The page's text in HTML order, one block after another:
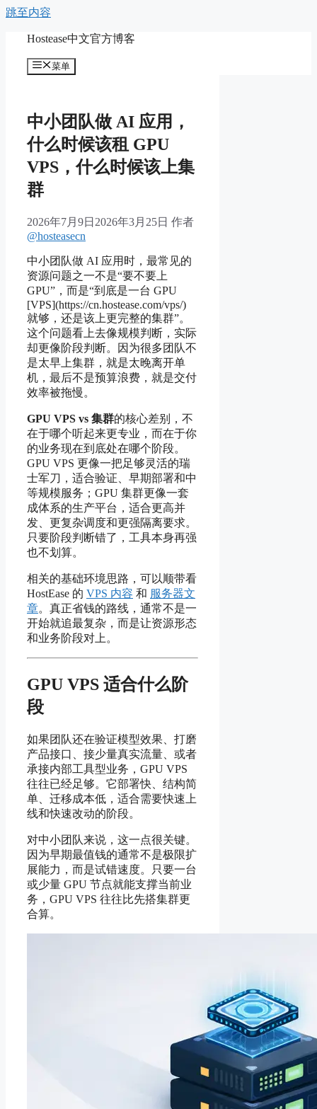
跳至内容
Hostease中文官方博客
菜单
中小团队做 AI 应用，
什么时候该租 GPU
VPS，什么时候该上集
群
2026年7月9日 2026年3月25日 作者
@hosteasecn
中小团队做 AI 应用时，最常见的
资源问题之一不是“要不要上
GPU”，而是“到底是一台 GPU
[VPS](https://cn.hostease.com/vps/)
就够，还是该上更完整的集群”。
这个问题看上去像规模判断，实际
却更像阶段判断。因为很多团队不
是太早上集群，就是太晚离开单
机，最后不是预算浪费，就是交付
效率被拖慢。
GPU VPS vs 集群的核心差别，不
在于哪个听起来更专业，而在于你
的业务现在到底处在哪个阶段。
GPU VPS 更像一把足够灵活的瑞
士军刀，适合验证、早期部署和中
等规模服务；GPU 集群更像一套
成体系的生产平台，适合更高并
发、更复杂调度和更强隔离要求。
只要阶段判断错了，工具本身再强
也不划算。
相关的基础环境思路，可以顺带看
HostEase 的 VPS 内容 和 服务器文
章。真正省钱的路线，通常不是一
开始就追最复杂，而是让资源形态
和业务阶段对上。
GPU VPS 适合什么阶
段
如果团队还在验证模型效果、打磨
产品接口、接少量真实流量、或者
承接内部工具型业务，GPU VPS
往往已经足够。它部署快、结构简
单、迁移成本低，适合需要快速上
线和快速改动的阶段。
对中小团队来说，这一点很关键。
因为早期最值钱的通常不是极限扩
展能力，而是试错速度。只要一台
或少量 GPU 节点就能支撑当前业
务，GPU VPS 往往比先搭集群更
合算。